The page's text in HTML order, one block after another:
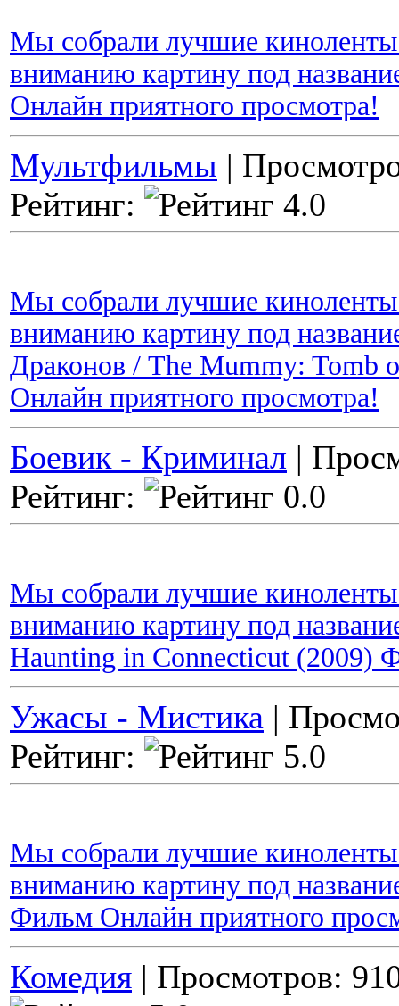
Мы собрали лучшие киноленты
вниманию картину под
Онлайн приятного просмотра!
Мультфильмы |
Рейтинг:
Мы собрали лучшие киноленты
вниманию картину под
Драконов / The Mummy: Tomb
Онлайн приятного просмотра!
Боевик - Криминал |
Рейтинг:
Мы собрали лучшие киноленты
вниманию картину под
Haunting in Connecticut (2009)
Ужасы - Мистика |
Рейтинг:
Мы собрали лучшие киноленты
вниманию картину под
Фильм Онлайн приятного
Комедия | Просмотров: